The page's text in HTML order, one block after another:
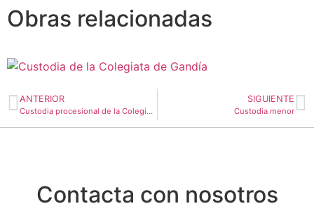
Obras relacionadas
ANTERIOR
Custodia procesional de la Colegiata de Gandía
SIGUIENTE
Custodia menor
Contacta con nosotros